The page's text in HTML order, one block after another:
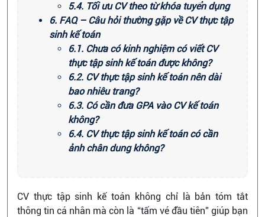
5.4. Tối ưu CV theo từ khóa tuyển dụng
6. FAQ – Câu hỏi thường gặp về CV thực tập
sinh kế toán
6.1. Chưa có kinh nghiệm có viết CV
thực tập sinh kế toán được không?
6.2. CV thực tập sinh kế toán nên dài
bao nhiêu trang?
6.3. Có cần đưa GPA vào CV kế toán
không?
6.4. CV thực tập sinh kế toán có cần
ảnh chân dung không?
CV thực tập sinh kế toán không chỉ là bản tóm tắt
thông tin cá nhân mà còn là “tấm vé đầu tiên” giúp bạn